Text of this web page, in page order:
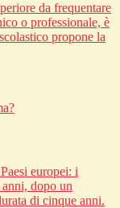
da frequentare
o professionale, è
propone la
europei: i
anni, dopo un
di cinque anni.